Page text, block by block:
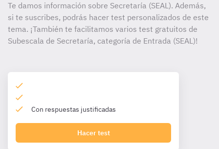
Te damos información sobre Secretaría (SEAL). Además,
si te suscribes, podrás hacer test personalizados de este
tema. ¡También te facilitamos varios test gratuitos de
Subescala de Secretaría, categoría de Entrada (SEAL)!
Con respuestas justificadas
Hacer test